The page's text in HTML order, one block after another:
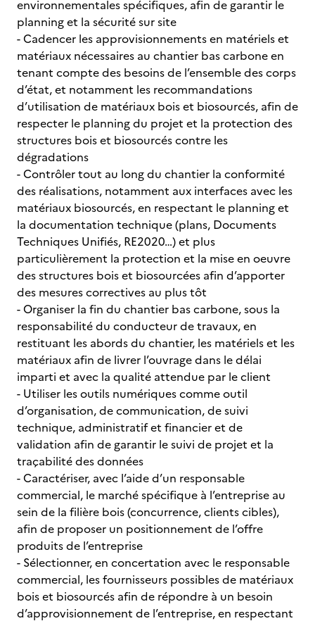
environnementales spécifiques, afin de garantir le
planning et la sécurité sur site
- Cadencer les approvisionnements en matériels et
matériaux nécessaires au chantier bas carbone en
tenant compte des besoins de l’ensemble des corps
d’état, et notamment les recommandations
d’utilisation de matériaux bois et biosourcés, afin de
respecter le planning du projet et la protection des
structures bois et biosourcés contre les
dégradations
- Contrôler tout au long du chantier la conformité
des réalisations, notamment aux interfaces avec les
matériaux biosourcés, en respectant le planning et
la documentation technique (plans, Documents
Techniques Unifiés, RE2020…) et plus
particulièrement la protection et la mise en oeuvre
des structures bois et biosourcées afin d’apporter
des mesures correctives au plus tôt
- Organiser la fin du chantier bas carbone, sous la
responsabilité du conducteur de travaux, en
restituant les abords du chantier, les matériels et les
matériaux afin de livrer l’ouvrage dans le délai
imparti et avec la qualité attendue par le client
- Utiliser les outils numériques comme outil
d’organisation, de communication, de suivi
technique, administratif et financier et de
validation afin de garantir le suivi de projet et la
traçabilité des données
- Caractériser, avec l’aide d’un responsable
commercial, le marché spécifique à l’entreprise au
sein de la filière bois (concurrence, clients cibles),
afin de proposer un positionnement de l’offre
produits de l’entreprise
- Sélectionner, en concertation avec le responsable
commercial, les fournisseurs possibles de matériaux
bois et biosourcés afin de répondre à un besoin
d’approvisionnement de l’entreprise, en respectant